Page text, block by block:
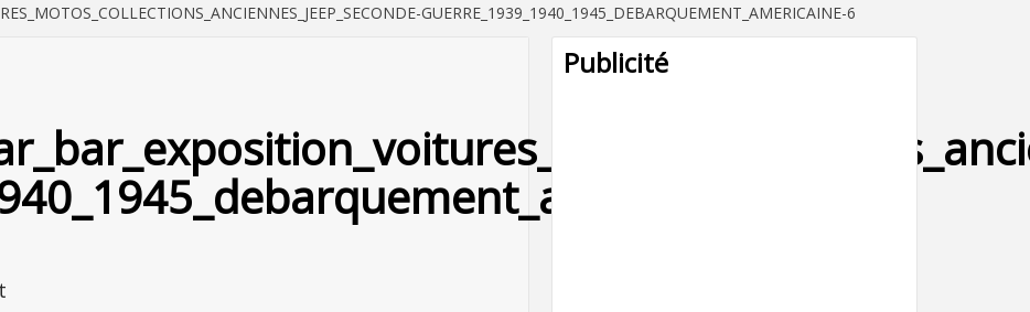
GUERRE_1939_1940_1945_DEBARQUEMENT_AMERICAINE-6
Publicité